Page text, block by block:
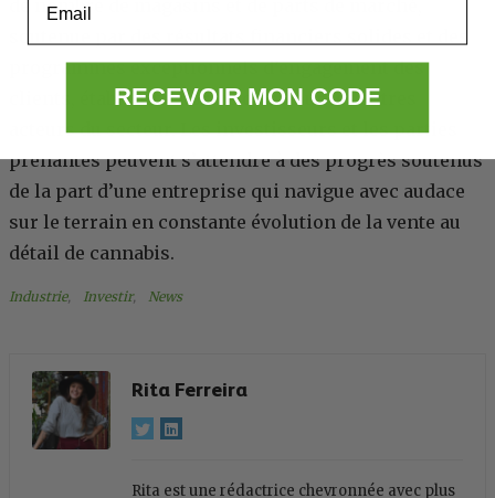
de nombre de magasins et de parts de marché,
programmes exceptionnels d’engagement des
clients, établit une norme d’or pour les autres
acteurs du secteur. Les investisseurs et les parties
prenantes peuvent s’attendre à des progrès soutenus
de la part d’une entreprise qui navigue avec audace
sur le terrain en constante évolution de la vente au
détail de cannabis.
Industrie, Investir, News
Rita Ferreira
Rita est une rédactrice chevronnée avec plus
RECEVOIR MON CODE